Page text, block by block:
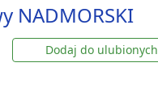
NADMORSKI
Dodaj do ulubionych